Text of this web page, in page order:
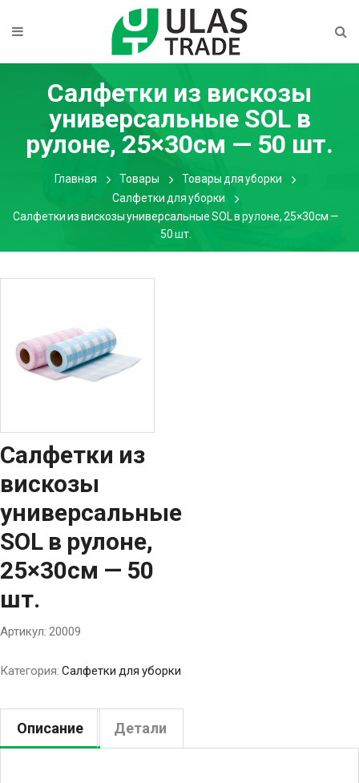
Салфетки из вискозы
универсальные SOL в
рулоне, 25×30см — 50 шт.
Главная Товары
Товары для уборки
Салфетки для уборки
Салфетки из вискозы универсальные SOL в рулоне, 25×30см —
50 шт.
Салфетки из
вискозы
универсальные
SOL в рулоне,
25×30см — 50
шт.
Артикул: 20009
Категория: Салфетки для уборки
Описание Детали